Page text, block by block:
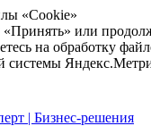
«Cookie»
или
на обработку
системы
| Бизнес-решения